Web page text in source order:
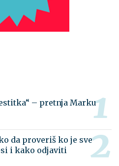
– pretnja Marku
da proveriš ko je sve
i kako odjaviti